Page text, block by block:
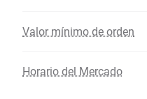
Valor mínimo de orden
Horario del Mercado